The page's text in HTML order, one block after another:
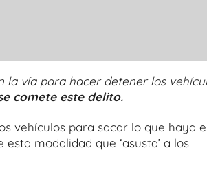
vía para hacer detener los
comete este delito.
vehículos para sacar lo que haya
modalidad que ‘asusta’ a los